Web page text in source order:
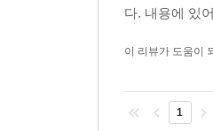
다. 내용에 있
이 리뷰가 도움이
1